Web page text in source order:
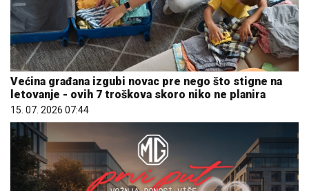
Većina građana izgubi novac pre nego što stigne na
letovanje - ovih 7 troškova skoro niko ne planira
15. 07. 2026 07:44